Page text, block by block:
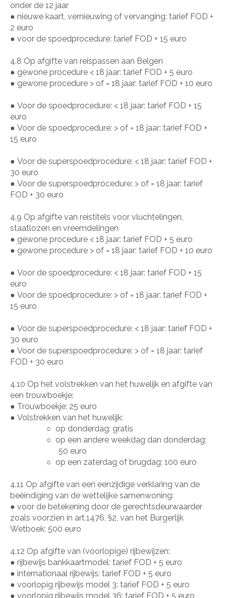
onder de 12 jaar
● nieuwe kaart, vernieuwing of vervanging: tarief FOD +
2 euro
● voor de spoedprocedure: tarief FOD + 15 euro
4.8 Op afgifte van reispassen aan Belgen
● gewone procedure < 18 jaar: tarief FOD + 5 euro
● gewone procedure > of = 18 jaar: tarief FOD + 10 euro
● Voor de spoedprocedure: < 18 jaar: tarief FOD + 15
euro
● Voor de spoedprocedure: > of = 18 jaar: tarief FOD +
15 euro
● Voor de superspoedprocedure: < 18 jaar: tarief FOD +
30 euro
● Voor de superspoedprocedure: > of = 18 jaar: tarief
FOD + 30 euro
4.9 Op afgifte van reistitels voor vluchtelingen,
staatlozen en vreemdelingen
● gewone procedure < 18 jaar: tarief FOD + 5 euro
● gewone procedure > of = 18 jaar: tarief FOD + 10 euro
● Voor de spoedprocedure: < 18 jaar: tarief FOD + 15
euro
● Voor de spoedprocedure: > of = 18 jaar: tarief FOD +
15 euro
● Voor de superspoedprocedure: < 18 jaar: tarief FOD +
30 euro
● Voor de superspoedprocedure: > of = 18 jaar: tarief
FOD + 30 euro
4.10 Op het volstrekken van het huwelijk en afgifte van
een trouwboekje:
● Trouwboekje: 25 euro
● Volstrekken van het huwelijk:
○ op donderdag: gratis
○
op een andere weekdag dan donderdag:
50 euro
○ op een zaterdag of brugdag: 100 euro
4.11 Op afgifte van een eenzijdige verklaring van de
beëindiging van de wettelijke samenwoning:
● voor de betekening door de gerechtsdeurwaarder
zoals voorzien in art.1476, §2, van het Burgerlijk
Wetboek: 500 euro
4.12 Op afgifte van (voorlopige) rijbewijzen:
● rijbewijs bankkaartmodel: tarief FOD + 5 euro
● internationaal rijbewijs: tarief FOD + 5 euro
● voorlopig rijbewijs model 3: tarief FOD + 5 euro
● voorlopig rijbewijs model 36: tarief FOD + 5 euro